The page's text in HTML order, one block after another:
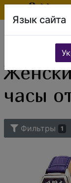
Ювелирные изделия
Женские
часы
Фильтры 1
Язык сайта